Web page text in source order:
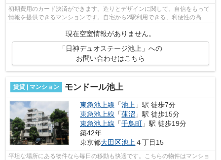
初期費用のカード決済ができます。造りとデザインに関して、自信をもって
情報を提供できるマンションです。自宅から2駅利用できる、利便性の高い
現在空室情報がありません。
「日神デュオステージ池上」への
お問い合わせはこちら
賃貸 | マンション モンドール池上
東急池上線 「池上 」駅 徒歩7分
東急池上線 「蓮沼 」駅 徒歩15分
東急池上線 「千鳥町 」駅 徒歩19分
築42年
東京都大田区池上４丁目15
平坦な場所にある物件なら毎日の移動も快適です。こちらの物件はマンショ